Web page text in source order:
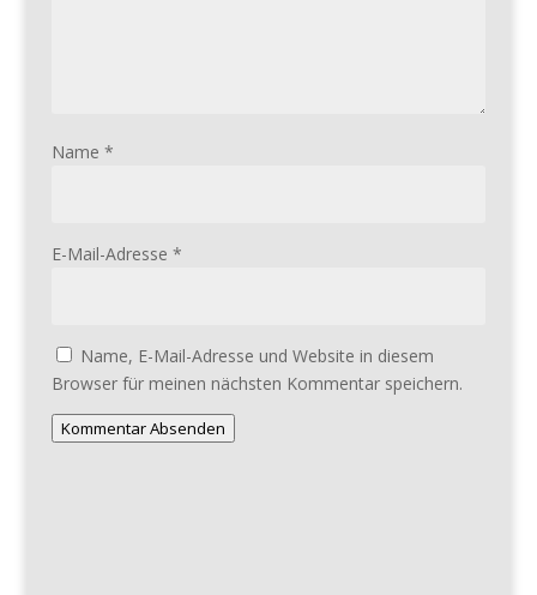
Name *
E-Mail-Adresse *
Name, E-Mail-Adresse und Website in diesem
Browser für meinen nächsten Kommentar speichern.
Kommentar Absenden